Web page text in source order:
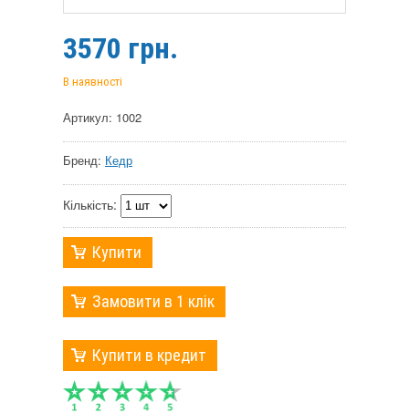
3570 грн.
В наявності
Артикул: 1002
Бренд: Кедр
Кількість:
Купити
Замовити в 1 клік
Купити в кредит